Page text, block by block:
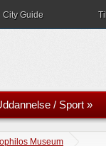
City Guide
/ Sport »
Museum